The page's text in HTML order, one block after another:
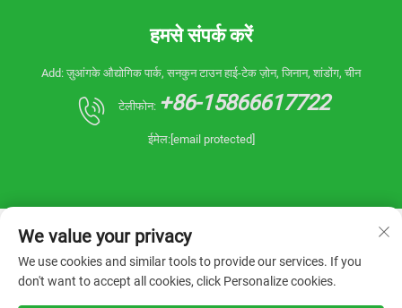
हमसे संपर्क करें
Add: ज़ुआंगके औद्योगिक पार्क, सनकुन टाउन हाई-टेक ज़ोन, जिनान, शांडोंग, चीन
टेलीफोन: +86-15866617722
ईमेल:[email protected]
कॉपीराइट © 2026 चाइना शांडोंग रियानिन मशीनरी कंपनी,
We value your privacy
We use cookies and similar tools to provide our services. If you
don't want to accept all cookies, click Personalize cookies.